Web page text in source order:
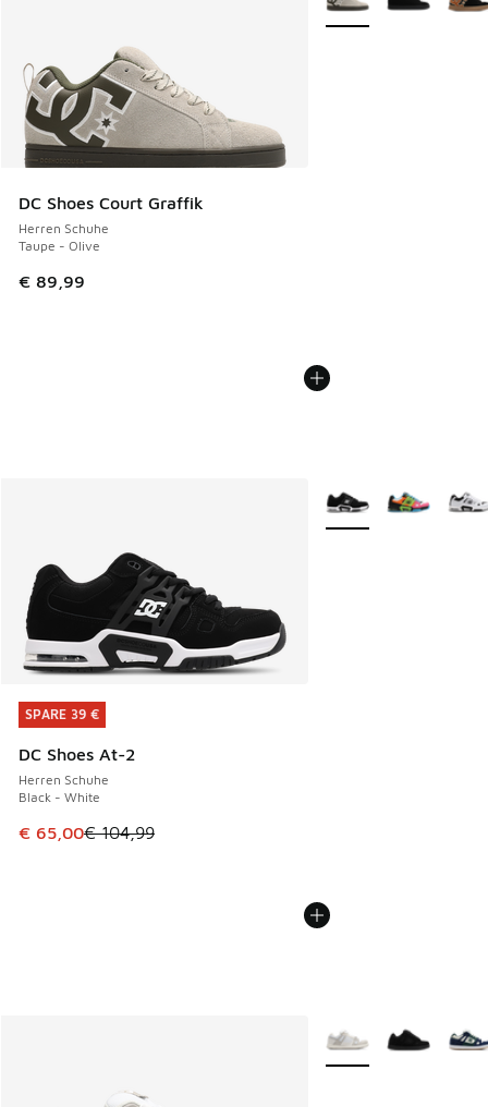
DC Shoes Court Graffik
Herren Schuhe
Taupe - Olive
€ 89,99
SPARE 39 €
DC Shoes At-2
Herren Schuhe
Black - White
Dieser Artikel ist im Sale. Der Preis ist von € 104,99 auf €
€ 65,00€ 104,99
SPARE 39 €
Weitere Farben
Weitere Farben